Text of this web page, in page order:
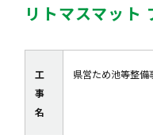
リトマスマット
工
事
名
県営ため池等整備